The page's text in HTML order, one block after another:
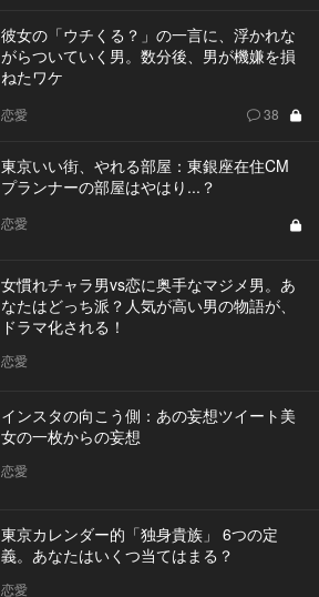
彼女の「ウチくる？」の一言に、浮かれな
がらついていく男。数分後、男が機嫌を損
ねたワケ
恋愛 38
東京いい街、やれる部屋：東銀座在住CM
プランナーの部屋はやはり...？
恋愛
女慣れチャラ男vs恋に奥手なマジメ男。あ
なたはどっち派？人気が高い男の物語が、
ドラマ化される！
恋愛
インスタの向こう側：あの妄想ツイート美
女の一枚からの妄想
恋愛
東京カレンダー的「独身貴族」 6つの定
義。あなたはいくつ当てはまる？
恋愛